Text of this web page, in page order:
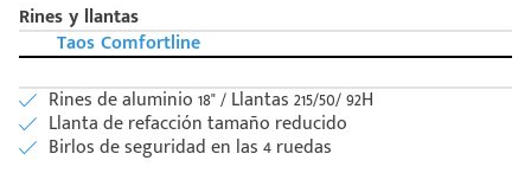
Rines y llantas
Taos Comfortline
Rines de aluminio 18" / Llantas 215/50/ 92H
Llanta de refacción tamaño reducido
Birlos de seguridad en las 4 ruedas